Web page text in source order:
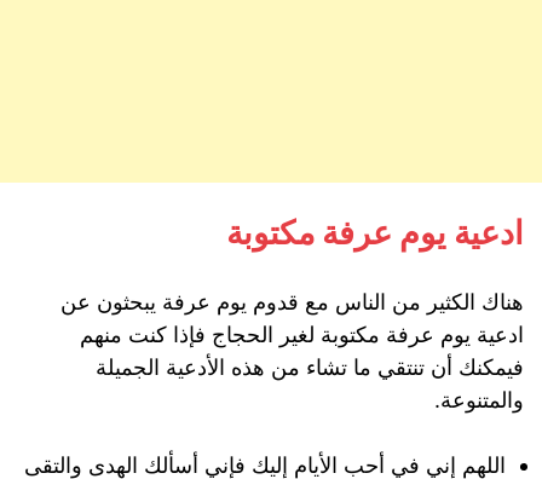
ادعية يوم عرفة مكتوبة
هناك الكثير من الناس مع قدوم يوم عرفة يبحثون عن
ادعية يوم عرفة مكتوبة لغير الحجاج فإذا كنت منهم
فيمكنك أن تنتقي ما تشاء من هذه الأدعية الجميلة
والمتنوعة.
اللهم إني في أحب الأيام إليك فإني أسألك الهدى والتقى